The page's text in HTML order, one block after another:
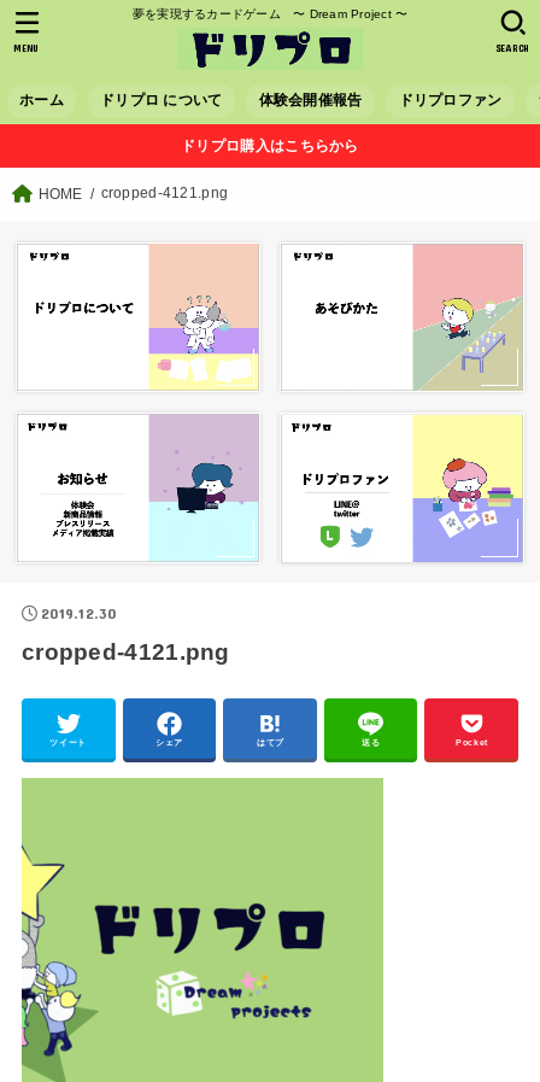
夢を実現するカードゲーム 〜 Dream Project 〜
ホーム ドリプロ について 体験会開催報告 ドリプロファン
SEARCH
MENU
ドリプロ購入はこちらから
HOME cropped-4121.png
2019.12.30
cropped-4121.png
ツイート シェア はてブ 送る Pocket